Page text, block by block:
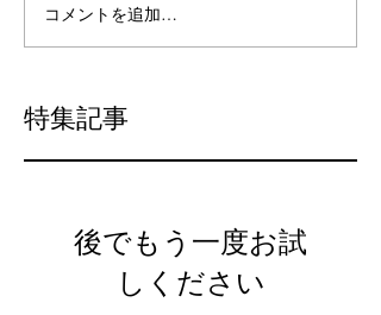
コメントを追加…
特集記事
後でもう一度お試
しください